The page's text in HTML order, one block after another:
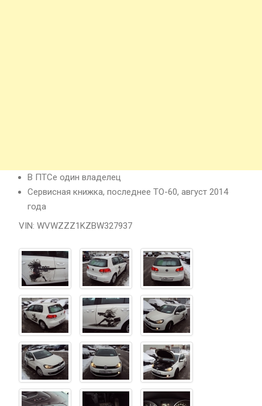
В ПТСе один владелец
Сервисная книжка, последнее ТО-60, август 2014
года
VIN: WVWZZZ1KZBW327937